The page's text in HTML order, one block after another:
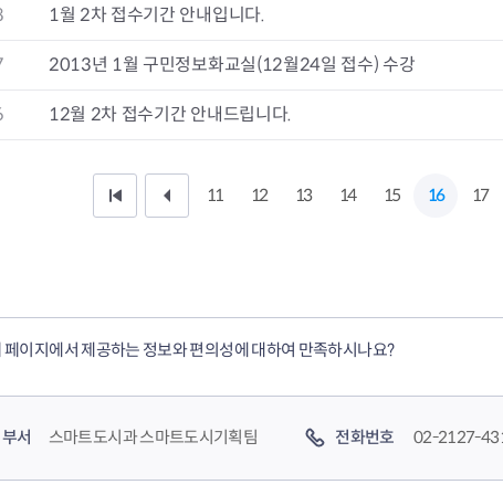
1월 2차 접수기간 안내입니다.
2013년 1월 구민정보화교실(12월24일 접수) 수강
12월 2차 접수기간 안내드립니다.
처 11 12 13 14 15 16 17
페이지에서 제공하는 정보와 편의성에 대하여 만족하시나요?
부서 스마트도시과 스마트도시기획팀 전화번호 02-2127-